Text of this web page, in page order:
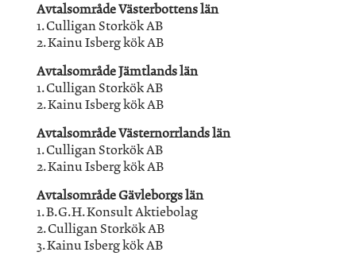
Avtalsområde Västerbottens län
1. Culligan Storkök AB
2. Kainu Isberg kök AB
Avtalsområde Jämtlands län
1. Culligan Storkök AB
2. Kainu Isberg kök AB
Avtalsområde Västernorrlands län
1. Culligan Storkök AB
2. Kainu Isberg kök AB
Avtalsområde Gävleborgs län
1. B.G.H. Konsult Aktiebolag
2. Culligan Storkök AB
3. Kainu Isberg kök AB